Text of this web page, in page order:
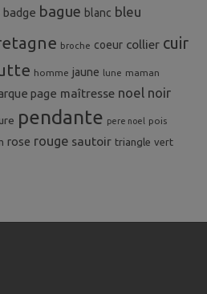
badge bague blanc bleu
broche coeur collier cuir
homme jaune lune maman
page maîtresse noel noir
pendante pere noel pois
rose rouge sautoir triangle vert